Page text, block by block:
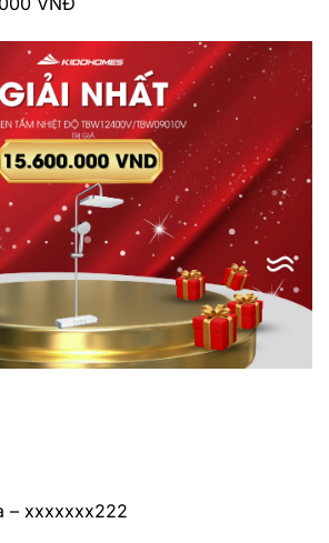
– xxxxxxx222